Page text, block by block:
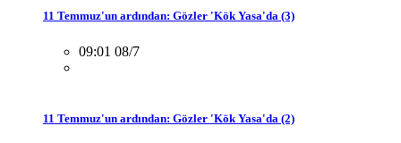
11 Temmuz'un ardından: Gözler 'Kök Yasa'da (3)
09:01 08/7
11 Temmuz'un ardından: Gözler 'Kök Yasa'da (2)